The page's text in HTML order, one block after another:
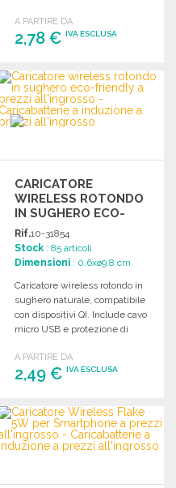
A PARTIRE DA
2,78 €IVA ESCLUSA
ORDINARE
Richiedi un preventivo
CARICATORE
WIRELESS ROTONDO
IN SUGHERO ECO-
FRIENDLY
Rif.10-31854
Stock : 85 articoli
Dimensioni : 0.6xø9.8 cm
Caricatore wireless rotondo in
sughero naturale, compatibile
con dispositivi QI. Include cavo
micro USB e protezione di
A PARTIRE DA
2,49 €IVA ESCLUSA
ORDINARE
Richiedi un preventivo